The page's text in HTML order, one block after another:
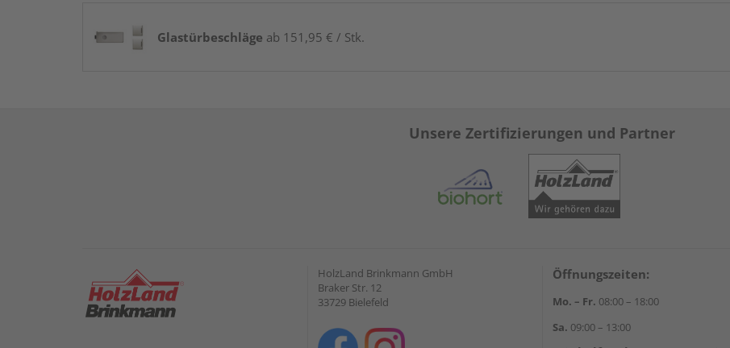
Glastürbeschläge ab 151,95 € / Stk.
Unsere Zertifizierungen und Partner
HolzLand Brinkmann GmbH
Braker Str. 12
33729 Bielefeld
Öffnungszeiten:
Mo. – Fr. 08:00 – 18:00
Sa. 09:00 – 13:00